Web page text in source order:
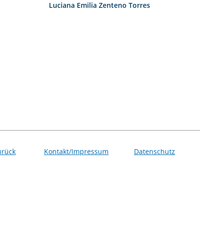
Luciana Emilia Zenteno Torres
Kontakt/Impressum Datenschutz